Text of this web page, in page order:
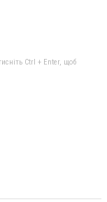
Ctrl + Enter, щоб